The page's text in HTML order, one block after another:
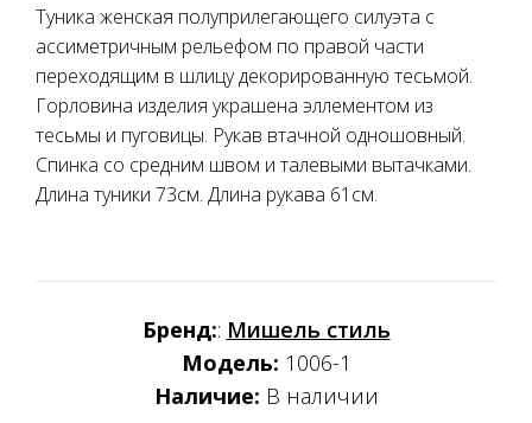
Туника женская полуприлегающего силуэта с
ассиметричным рельефом по правой части
переходящим в шлицу декорированную тесьмой.
Горловина изделия украшена эллементом из
тесьмы и пуговицы. Рукав втачной одношовный.
Спинка со средним швом и талевыми вытачками.
Длина туники 73см. Длина рукава 61см.
Бренд:: Мишель стиль
Модель: 1006-1
Наличие: В наличии